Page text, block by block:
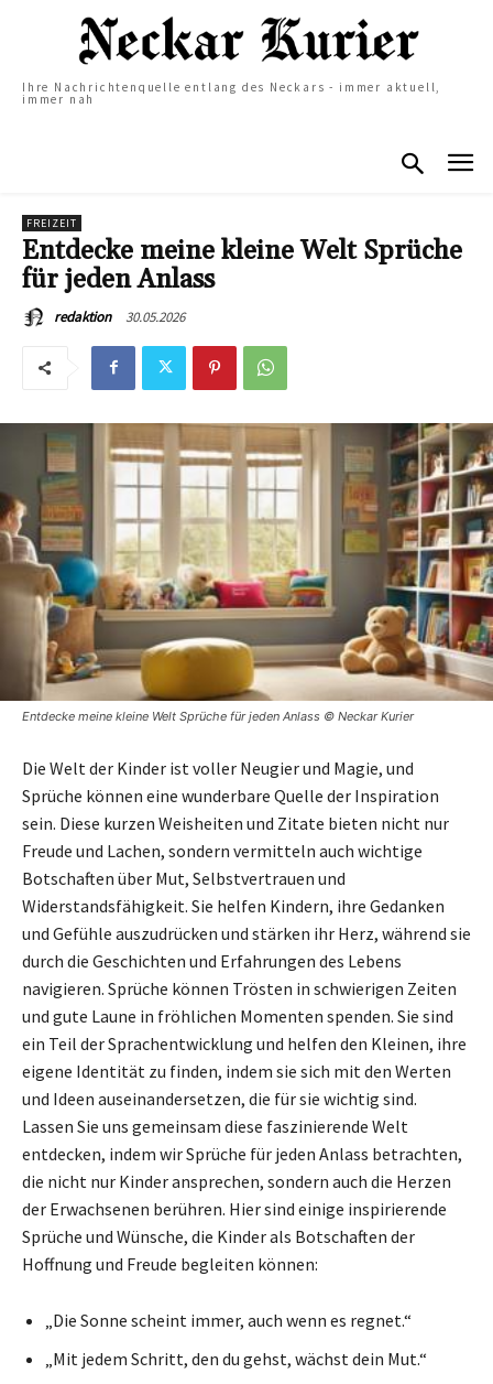
Ihre Nachrichtenquelle entlang des Neckars - immer aktuell,
immer nah
FREIZEIT
Entdecke meine kleine Welt Sprüche
für jeden Anlass
redaktion 30.05.2026
Entdecke meine kleine Welt Sprüche für jeden Anlass © Neckar Kurier
Die Welt der Kinder ist voller Neugier und Magie, und
Sprüche können eine wunderbare Quelle der Inspiration
sein. Diese kurzen Weisheiten und Zitate bieten nicht nur
Freude und Lachen, sondern vermitteln auch wichtige
Botschaften über Mut, Selbstvertrauen und
Widerstandsfähigkeit. Sie helfen Kindern, ihre Gedanken
und Gefühle auszudrücken und stärken ihr Herz, während sie
durch die Geschichten und Erfahrungen des Lebens
navigieren. Sprüche können Trösten in schwierigen Zeiten
und gute Laune in fröhlichen Momenten spenden. Sie sind
ein Teil der Sprachentwicklung und helfen den Kleinen, ihre
eigene Identität zu finden, indem sie sich mit den Werten
und Ideen auseinandersetzen, die für sie wichtig sind.
Lassen Sie uns gemeinsam diese faszinierende Welt
entdecken, indem wir Sprüche für jeden Anlass betrachten,
die nicht nur Kinder ansprechen, sondern auch die Herzen
der Erwachsenen berühren. Hier sind einige inspirierende
Sprüche und Wünsche, die Kinder als Botschaften der
Hoffnung und Freude begleiten können:
„Die Sonne scheint immer, auch wenn es regnet.“
„Mit jedem Schritt, den du gehst, wächst dein Mut.“